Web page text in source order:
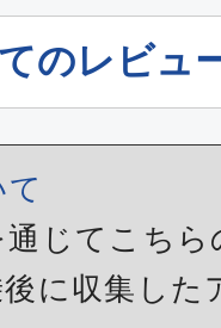
のレビュ
じてこち
に収集した